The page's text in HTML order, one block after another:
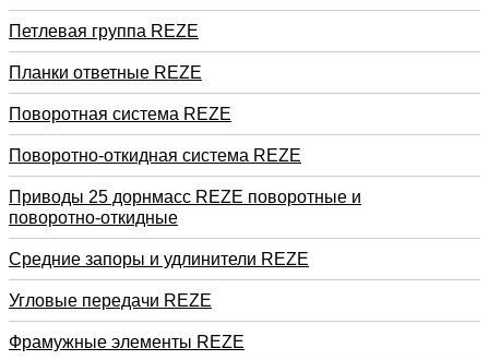
Петлевая группа REZE
Планки ответные REZE
Поворотная система REZE
Поворотно-откидная система REZE
Приводы 25 дорнмасс REZE поворотные и
поворотно-откидные
Средние запоры и удлинители REZE
Угловые передачи REZE
Фрамужные элементы REZE